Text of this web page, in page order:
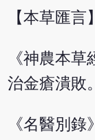
【本草匯言】
《神農本
治金瘡潰敗。
《名醫別